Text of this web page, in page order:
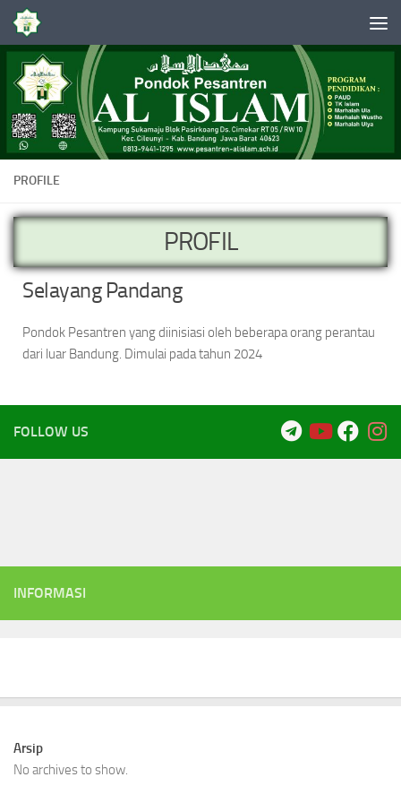
Skip to content
PROFILE
PROFIL
Selayang Pandang
Pondok Pesantren yang diinisiasi oleh beberapa orang perantau
dari luar Bandung. Dimulai pada tahun 2024
FOLLOW US
INFORMASI
Arsip
No archives to show.